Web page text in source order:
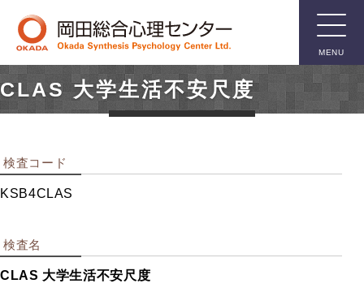
CLAS 大学生活不安尺度
検査コード
KSB4CLAS
検査名
CLAS 大学生活不安尺度
MENU
臨床用検
査
知能検査
言語関係検査
箱庭療法用具